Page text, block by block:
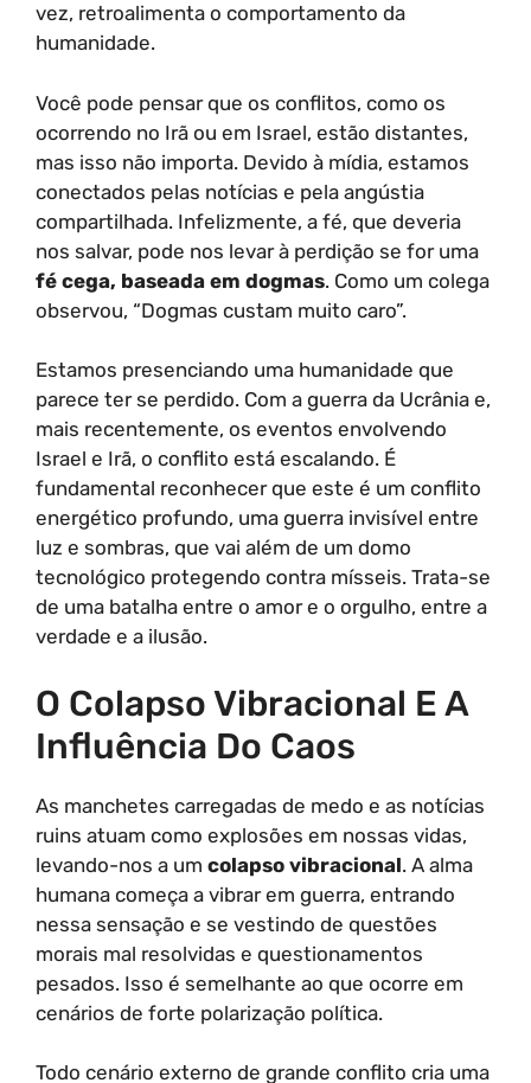
vez, retroalimenta o comportamento da
humanidade.
Você pode pensar que os conflitos, como os
ocorrendo no Irã ou em Israel, estão distantes,
mas isso não importa. Devido à mídia, estamos
conectados pelas notícias e pela angústia
compartilhada. Infelizmente, a fé, que deveria
nos salvar, pode nos levar à perdição se for uma
fé cega, baseada em dogmas. Como um colega
observou, “Dogmas custam muito caro”.
Estamos presenciando uma humanidade que
parece ter se perdido. Com a guerra da Ucrânia e,
mais recentemente, os eventos envolvendo
Israel e Irã, o conflito está escalando. É
fundamental reconhecer que este é um conflito
energético profundo, uma guerra invisível entre
luz e sombras, que vai além de um domo
tecnológico protegendo contra mísseis. Trata-se
de uma batalha entre o amor e o orgulho, entre a
verdade e a ilusão.
O Colapso Vibracional E A
Influência Do Caos
As manchetes carregadas de medo e as notícias
ruins atuam como explosões em nossas vidas,
levando-nos a um colapso vibracional. A alma
humana começa a vibrar em guerra, entrando
nessa sensação e se vestindo de questões
morais mal resolvidas e questionamentos
pesados. Isso é semelhante ao que ocorre em
cenários de forte polarização política.
Todo cenário externo de grande conflito cria uma